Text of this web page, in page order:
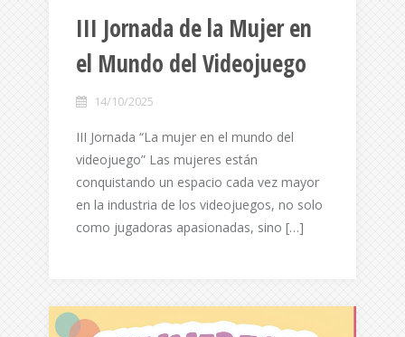
III Jornada de la Mujer en
el Mundo del Videojuego
14/10/2025
III Jornada “La mujer en el mundo del
videojuego” Las mujeres están
conquistando un espacio cada vez mayor
en la industria de los videojuegos, no solo
como jugadoras apasionadas, sino […]